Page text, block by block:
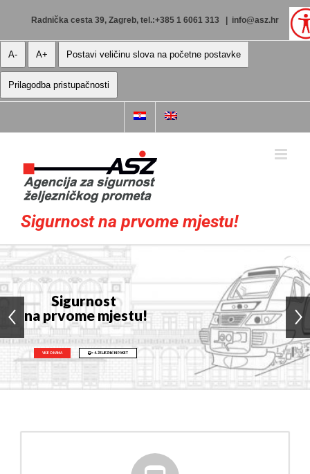
Radnička cesta 39, Zagreb, tel.:+385 1 6061 313 info@asz.hr
A- A+ Postavi veličinu slova na početne postavke
Prilagodba pristupačnosti
Sigurnost na prvome mjestu!
Sigurnost
na prvome mjestu!
VIŠE O NAMA = 4. ŽELJEZNIČKI PAKET